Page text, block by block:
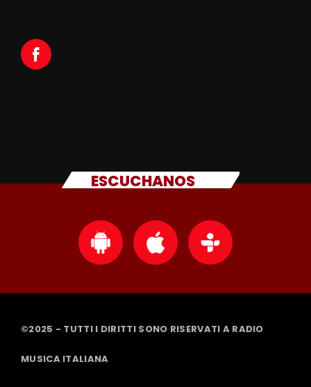
ESCUCHANOS
©2025 - TUTTI I DIRITTI SONO RISERVATI A RADIO
MUSICA ITALIANA